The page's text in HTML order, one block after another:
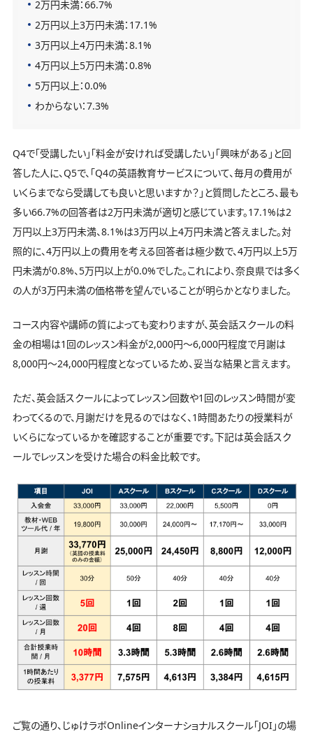
2万円未満：66.7%
2万円以上3万円未満：17.1%
3万円以上4万円未満：8.1%
4万円以上5万円未満：0.8%
5万円以上：0.0%
わからない：7.3%
Q4で「受講したい」「料金が安ければ受講したい」「興味がある」と回
答した人に、Q5で、「Q4の英語教育サービスについて、毎月の費用が
いくらまでなら受講しても良いと思いますか？」と質問したところ、最も
多い66.7%の回答者は2万円未満が適切と感じています。17.1%は2
万円以上3万円未満、8.1%は3万円以上4万円未満と答えました。対
照的に、4万円以上の費用を考える回答者は極少数で、4万円以上5万
円未満が0.8%、5万円以上が0.0%でした。これにより、奈良県では多く
の人が3万円未満の価格帯を望んでいることが明らかとなりました。
コース内容や講師の質によっても変わりますが、英会話スクールの料
金の相場は1回のレッスン料金が2,000円〜6,000円程度で月謝は
8,000円〜24,000円程度となっているため、妥当な結果と言えます。
ただ、英会話スクールによってレッスン回数や1回のレッスン時間が変
わってくるので、月謝だけを見るのではなく、1時間あたりの授業料が
いくらになっているかを確認することが重要です。下記は英会話スク
ールでレッスンを受けた場合の料金比較です。
ご覧の通り、じゅけラボOnlineインターナショナルスクール「JOI」の場